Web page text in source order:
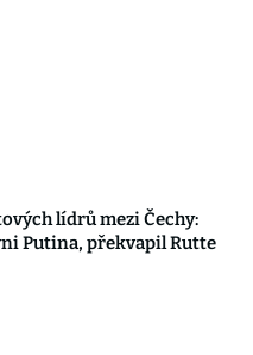
lídrů mezi Čechy:
Putina, překvapil Rutte